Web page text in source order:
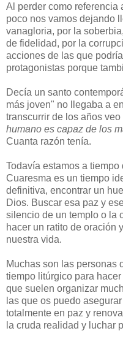
Al perder como referencia
poco nos vamos dejando
vanagloria, por la
de fidelidad, por la
acciones de las que
protagonistas porque
Decía un santo
más joven" no llegaba a
transcurrir de los años
humano es capaz de los
Cuanta razón tenía.
Todavía estamos a
Cuaresma es un tiempo
definitiva, encontrar un
Dios. Buscar esa paz y
silencio de un templo o la
hacer un ratito de oración
nuestra vida.
Muchas son las personas
tiempo litúrgico para
que suelen organizar
las que os puedo
totalmente en paz y
la cruda realidad y luchar